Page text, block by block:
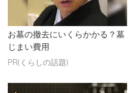
お墓の撤去にいくらかかる？墓
じまい費用
PR(くらしの話題)